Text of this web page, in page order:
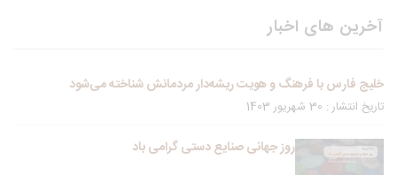
آخرین های اخبار
خلیج فارس با فرهنگ و هویت ریشه‌دار مردمانش شناخته می‌شود
تاریخ انتشار : 30 شهریور 1403
روز جهانی صنایع دستی گرامی باد